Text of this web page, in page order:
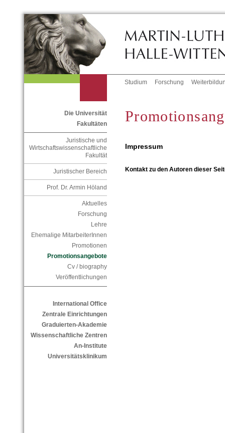
Studium Forschung
Die Universität
Fakultäten
Juristische und
Wirtschaftswissenschaftliche
Fakultät
Juristischer Bereich
Prof. Dr. Armin Höland
Aktuelles
Forschung
Lehre
Ehemalige MitarbeiterInnen
Promotionen
Promotionsangebote
Cv / biography
Veröffentlichungen
International Office
Zentrale Einrichtungen
Graduierten-Akademie
Wissenschaftliche Zentren
An-Institute
Universitätsklinikum
Impressum
Kontakt zu den Autoren dieser